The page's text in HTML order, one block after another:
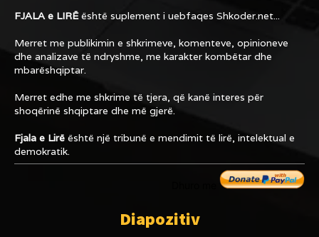
FJALA e LIRËështë suplement i uebfaqes Shkoder.net...
Merret me publikimin e shkrimeve, komenteve, opinioneve
dhe analizave të ndryshme, me karakter kombëtar dhe
mbarëshqiptar.
Merret edhe me shkrime të tjera, që kanë interes për
shoqërinë shqiptare dhe më gjerë.
Fjala e Lirë është një tribunë e mendimit të lirë, intelektual e
demokratik.
Diapozitiv